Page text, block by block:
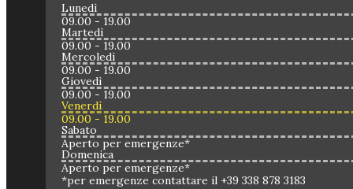
Lunedì
09.00 - 19.00
Martedì
09.00 - 19.00
Mercoledì
09.00 - 19.00
Giovedì
09.00 - 19.00
Venerdì
09.00 - 19.00
Sabato
Aperto per emergenze*
Domenica
Aperto per emergenze*
*per emergenze contattare il +39 338 878 3183